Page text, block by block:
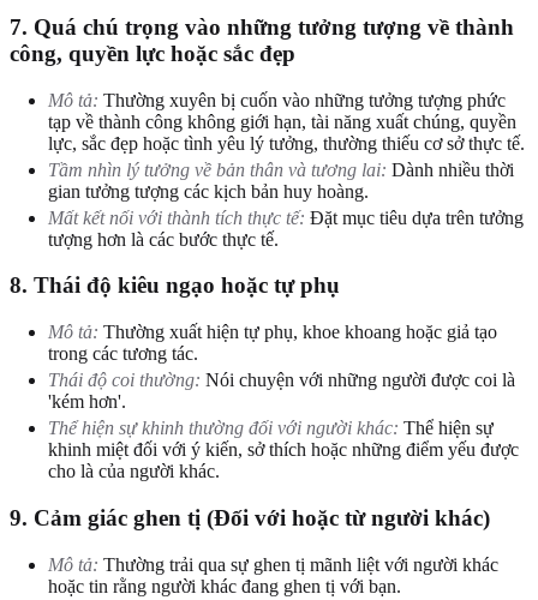
7. Quá chú trọng vào những tưởng tượng về thành
công, quyền lực hoặc sắc đẹp
Mô tả: Thường xuyên bị cuốn vào những tưởng tượng phức
tạp về thành công không giới hạn, tài năng xuất chúng, quyền
lực, sắc đẹp hoặc tình yêu lý tưởng, thường thiếu cơ sở thực tế.
Tầm nhìn lý tưởng về bản thân và tương lai: Dành nhiều thời
gian tưởng tượng các kịch bản huy hoàng.
Mất kết nối với thành tích thực tế: Đặt mục tiêu dựa trên tưởng
tượng hơn là các bước thực tế.
8. Thái độ kiêu ngạo hoặc tự phụ
Mô tả: Thường xuất hiện tự phụ, khoe khoang hoặc giả tạo
trong các tương tác.
Thái độ coi thường: Nói chuyện với những người được coi là
'kém hơn'.
Thể hiện sự khinh thường đối với người khác: Thể hiện sự
khinh miệt đối với ý kiến, sở thích hoặc những điểm yếu được
cho là của người khác.
9. Cảm giác ghen tị (Đối với hoặc từ người khác)
Mô tả: Thường trải qua sự ghen tị mãnh liệt với người khác
hoặc tin rằng người khác đang ghen tị với bạn.